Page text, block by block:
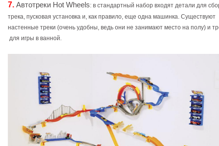
7. Автотреки Hot Wheels: в стандартный набор входят детали для
трека, пусковая установка и, как правило, еще одна машинка. Существуют
настенные треки (очень удобны, ведь они не занимают место на полу) и
для игры в ванной.